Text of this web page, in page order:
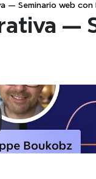
— Seminario web con
—